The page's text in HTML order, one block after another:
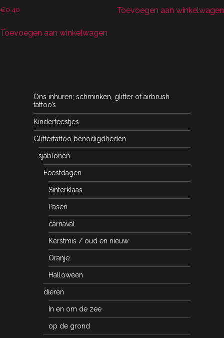
€0.40
Toevoegen aan winkelwagen
Toevoegen aan winkelwagen
Ons inhuren; schminken, glitter of airbrush
tattoo’s
Kinderfeestjes
Glittertattoo benodigdheden
sjablonen
Feestdagen
Sinterklaas
Pasen
carnaval
Kerstmis / oud en nieuw
Oranje
Halloween
dieren
In en om de zee
op de grond